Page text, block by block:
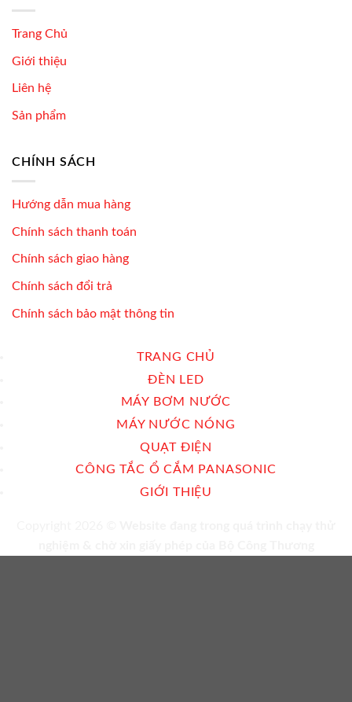
Trang Chủ
Giới thiệu
Liên hệ
Sản phẩm
CHÍNH SÁCH
Hướng dẫn mua hàng
Chính sách thanh toán
Chính sách giao hàng
Chính sách đổi trả
Chính sách bảo mật thông tin
TRANG CHỦ
ĐÈN LED
MÁY BƠM NƯỚC
MÁY NƯỚC NÓNG
QUẠT ĐIỆN
CÔNG TẮC Ổ CẮM PANASONIC
GIỚI THIỆU